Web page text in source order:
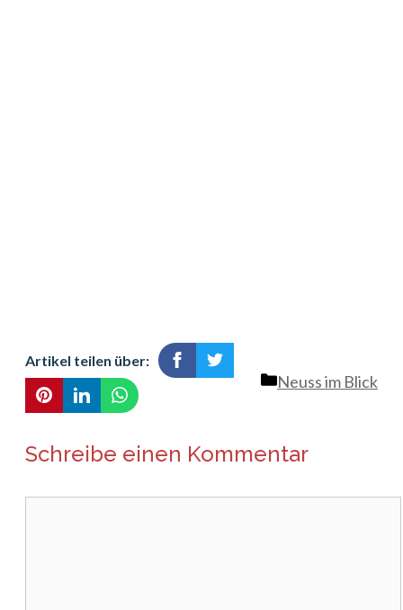
Kategorien
Neuss im Blick
Artikel teilen über:
Schreibe einen Kommentar